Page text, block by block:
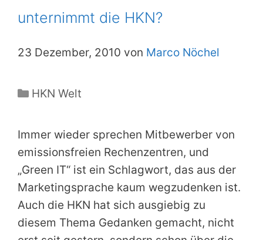
unternimmt die HKN?
23 Dezember, 2010 von Marco Nöchel
Kategorien
HKN Welt
Immer wieder sprechen Mitbewerber von
emissionsfreien Rechenzentren, und
„Green IT“ ist ein Schlagwort, das aus der
Marketingsprache kaum wegzudenken ist.
Auch die HKN hat sich ausgiebig zu
diesem Thema Gedanken gemacht, nicht